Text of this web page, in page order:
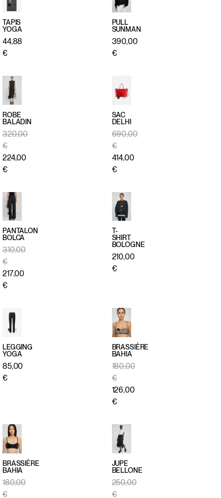
APERÇU
TAPIS
YOGA
44,88
€
APERÇU
PULL
SUNMAN
390,00
€
APERÇU
ROBE
BALADIN
320,00
€
224,00
€
APERÇU
SAC
DELHI
690,00
€
414,00
€
APERÇU
PANTALON
BOLCA
310,00
€
217,00
€
APERÇU
RAPIDE
T-
SHIRT
BOLOGNE
210,00
€
APERÇU
LEGGING
YOGA
85,00
€
APERÇU
BRASSIÈRE
BAHIA
180,00
€
126,00
€
APERÇU
BRASSIÈRE
BAHIA
180,00
€
APERÇU
JUPE
BELLONE
250,00
€